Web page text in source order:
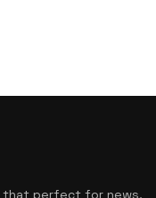
that perfect for news,